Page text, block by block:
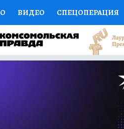
ВИДЕО СПЕЦОПЕРАЦИЯ
НАУКА СПОРТ
ЭКСПЕРТОВ ДОКТОР
ПРОГНОЗЫ НА